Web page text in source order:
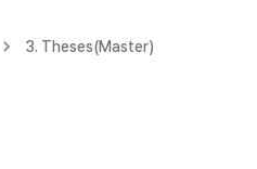
3. Theses(Master)